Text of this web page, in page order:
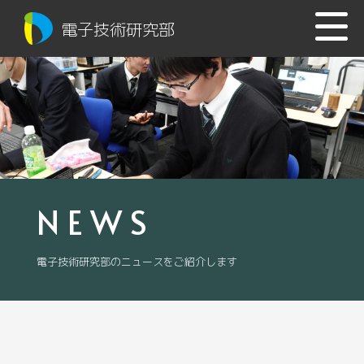
電子技術研究部
NEWS
電子技術研究部のニュースをご紹介します